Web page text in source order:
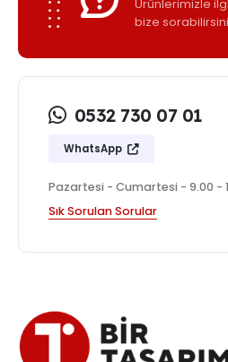
Ürünlerimizle
bize
0532 730 07 01
WhatsApp
Pazartesi - Cumartesi - 9.00 -
Sık Sorulan Sorular